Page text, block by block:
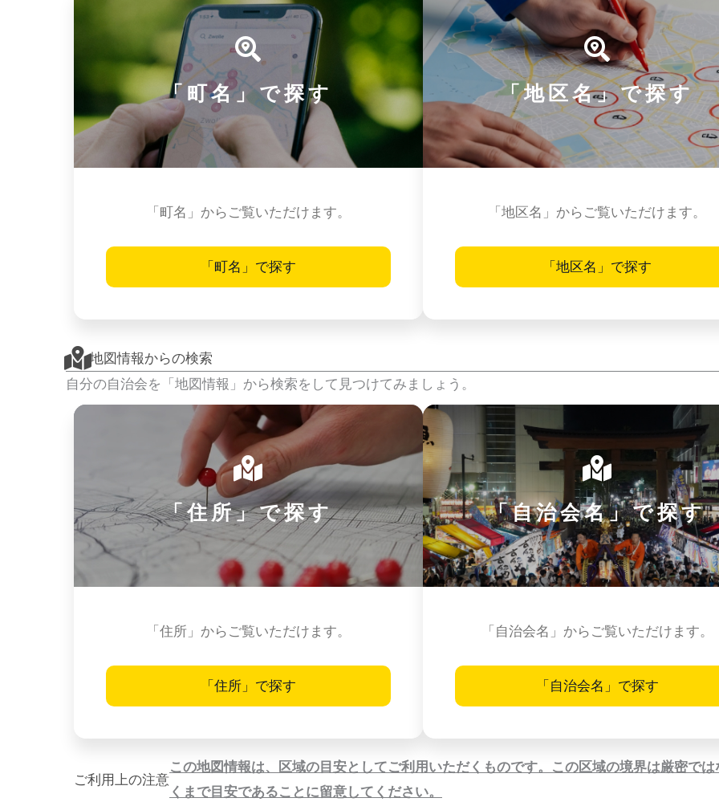
「町名」で探す
「町名」からご覧いただけます。
「町名」で探す
「地区名」で探す
「地区名」からご覧いただけます。
「地区名」で探す
地図情報からの検索
自分の自治会を「地図情報」から検索をして見つけてみましょう。
「住所」で探す
「住所」からご覧いただけます。
「住所」で探す
「自治会名」で探す
「自治会名」からご覧いただけます。
「自治会名」で探す
ご利用上の注意
この地図情報は、区域の目安としてご利用いただくものです。この区域の境界は厳密では
くまで目安であることに留意してください。